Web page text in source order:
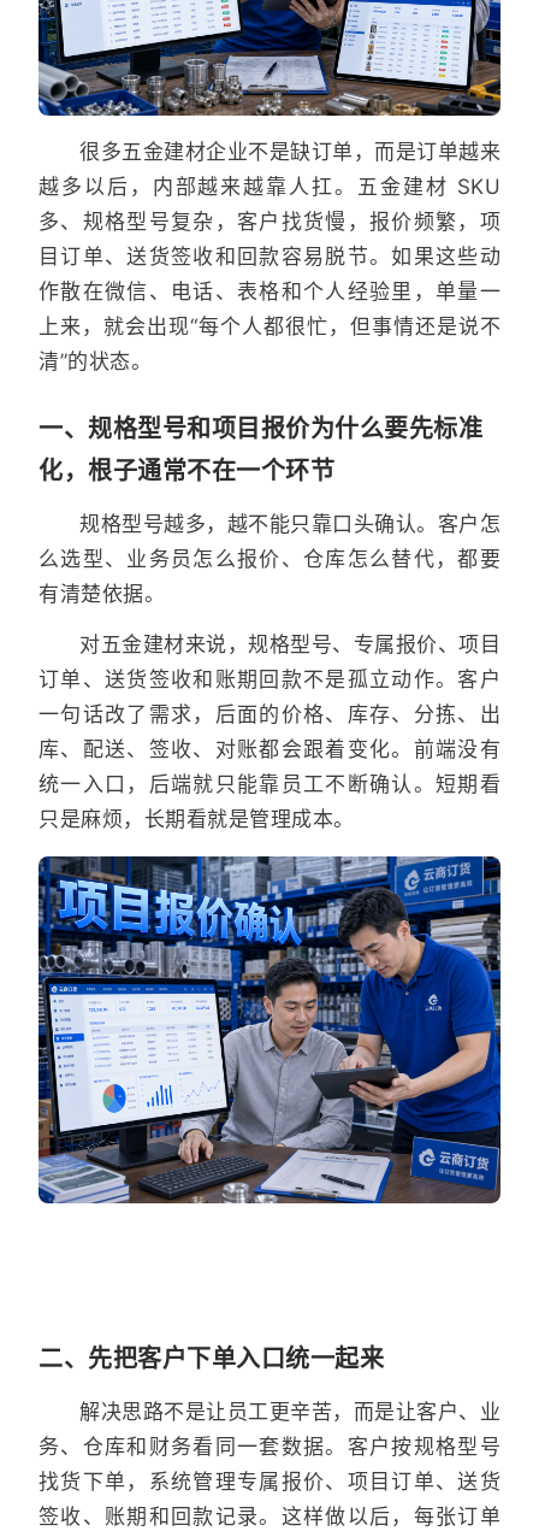
很多五金建材企业不是缺订单，而是订单越来
越多以后，内部越来越靠人扛。五金建材 SKU
多、规格型号复杂，客户找货慢，报价频繁，项
目订单、送货签收和回款容易脱节。如果这些动
作散在微信、电话、表格和个人经验里，单量一
上来，就会出现“每个人都很忙，但事情还是说不
清”的状态。
一、规格型号和项目报价为什么要先标准
化，根子通常不在一个环节
规格型号越多，越不能只靠口头确认。客户怎
么选型、业务员怎么报价、仓库怎么替代，都要
有清楚依据。
对五金建材来说，规格型号、专属报价、项目
订单、送货签收和账期回款不是孤立动作。客户
一句话改了需求，后面的价格、库存、分拣、出
库、配送、签收、对账都会跟着变化。前端没有
统一入口，后端就只能靠员工不断确认。短期看
只是麻烦，长期看就是管理成本。
二、先把客户下单入口统一起来
解决思路不是让员工更辛苦，而是让客户、业
务、仓库和财务看同一套数据。客户按规格型号
找货下单，系统管理专属报价、项目订单、送货
签收、账期和回款记录。这样做以后，每张订单